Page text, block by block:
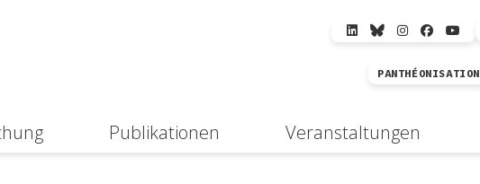
PANTHÉONISATION
Publikationen Veranstaltungen